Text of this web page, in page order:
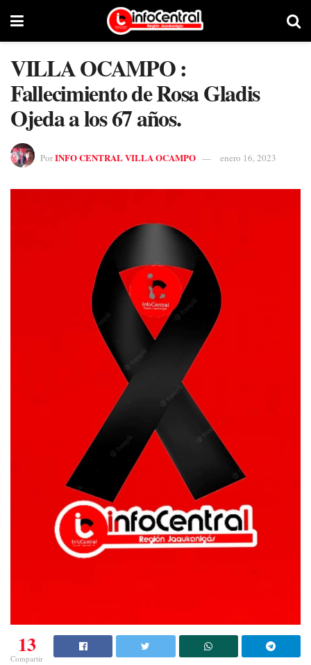
VILLA OCAMPO :
Fallecimiento de Rosa Gladis
Ojeda a los 67 años.
PorINFO CENTRAL VILLA OCAMPO enero 16, 2023
13
Compartir